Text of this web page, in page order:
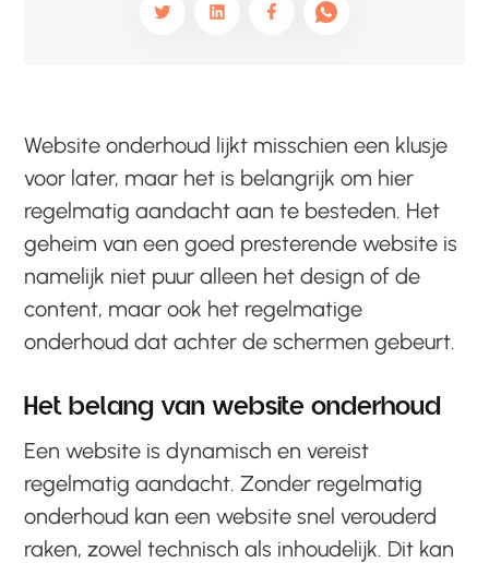
Website onderhoud lijkt misschien een klusje
voor later, maar het is belangrijk om hier
regelmatig aandacht aan te besteden. Het
geheim van een goed presterende website is
namelijk niet puur alleen het design of de
content, maar ook het regelmatige
onderhoud dat achter de schermen gebeurt.
Het belang van website onderhoud
Een website is dynamisch en vereist
regelmatig aandacht. Zonder regelmatig
onderhoud kan een website snel verouderd
raken, zowel technisch als inhoudelijk. Dit kan